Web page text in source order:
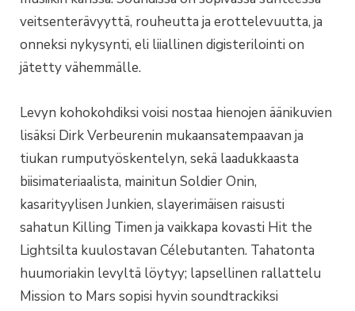
veitsenterävyyttä, rouheutta ja erottelevuutta, ja
onneksi nykysynti, eli liiallinen digisterilointi on
jätetty vähemmälle.
Levyn kohokohdiksi voisi nostaa hienojen äänikuvien
lisäksi Dirk Verbeurenin mukaansatempaavan ja
tiukan rumputyöskentelyn, sekä laadukkaasta
biisimateriaalista, mainitun Soldier Onin,
kasarityylisen Junkien, slayerimäisen raisusti
sahatun Killing Timen ja vaikkapa kovasti Hit the
Lightsilta kuulostavan Célebutanten. Tahatonta
huumoriakin levyltä löytyy; lapsellinen rallattelu
Mission to Mars sopisi hyvin soundtrackiksi